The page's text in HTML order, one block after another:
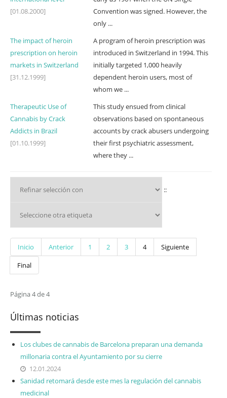
[01.08.2000]
Convention was signed. However, the
only ...
The impact of heroin
prescription on heroin
markets in Switzerland
[31.12.1999]
A program of heroin prescription was
introduced in Switzerland in 1994. This
initially targeted 1,000 heavily
dependent heroin users, most of
whom we ...
Therapeutic Use of
Cannabis by Crack
Addicts in Brazil
[01.10.1999]
This study ensued from clinical
observations based on spontaneous
accounts by crack abusers undergoing
their first psychiatric assessment,
where they ...
::
Inicio Anterior 1 2 3 4
Siguiente
Final
Página 4 de 4
Últimas noticias
Los clubes de cannabis de Barcelona preparan una demanda
millonaria contra el Ayuntamiento por su cierre
12.01.2024
Sanidad retomará desde este mes la regulación del cannabis
medicinal